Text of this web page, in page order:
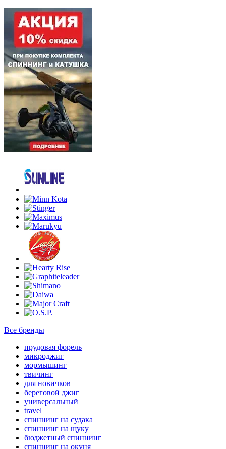
Все бренды
прудовая форель
микроджиг
мормышинг
твичинг
для новичков
береговой джиг
универсальный
travel
спиннинг на судака
спиннинг на щуку
бюджетный спиннинг
спиннинг на окуня